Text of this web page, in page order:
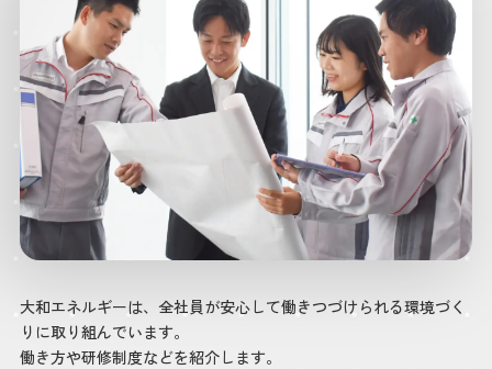
大和エネルギーは、全社員が安心して働きつづけられる環境づく
りに取り組んでいます。
働き方や研修制度などを紹介します。